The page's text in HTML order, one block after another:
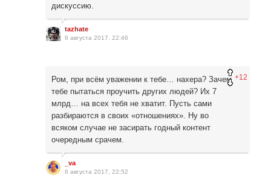
дискуссию.
tazhate
6 августа 2017, 22:46
+12
Ром, при всём уважении к тебе… нахера? Зачем
тебе пытаться проучить других людей? Их 7
млрд… на всех тебя не хватит. Пусть сами
разбираются в своих «отношениях». Ну во
всяком случае не засирать годный контент
очередным срачем.
_va
6 августа 2017, 22:52